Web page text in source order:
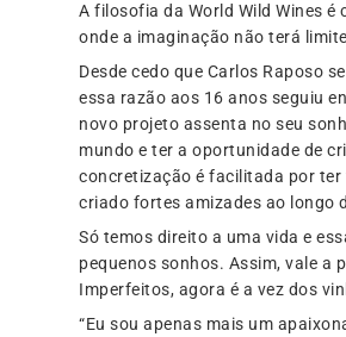
A filosofia da World Wild Wines
onde a imaginação não terá
Desde cedo que Carlos Raposo
essa razão aos 16 anos seguiu
novo projeto assenta no seu
mundo e ter a oportunidade de
concretização é facilitada por
criado fortes amizades ao longo
Só temos direito a uma vida e
pequenos sonhos. Assim, vale a
Imperfeitos, agora é a vez dos
“Eu sou apenas mais um